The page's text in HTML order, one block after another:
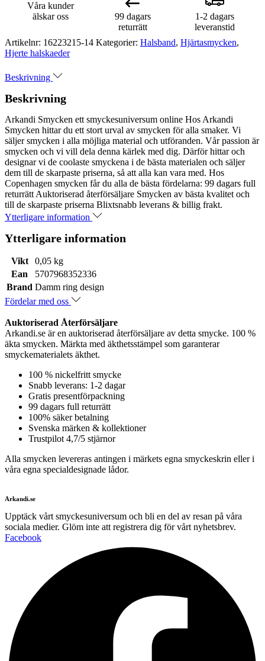
Våra kunder
älskar oss
99 dagars
returrätt
1-2 dagars
leveranstid
Artikelnr: 16223215-14 Kategorier: Halsband, Hjärtasmycken,
Hjerte halskaeder
Beskrivning
Beskrivning
Arkandi Smycken ett smyckesuniversum online Hos Arkandi
Smycken hittar du ett stort urval av smycken för alla smaker. Vi
säljer smycken i alla möjliga material och utföranden. Vår passion är
smycken och vi vill dela denna kärlek med dig. Därför hittar och
designar vi de coolaste smyckena i de bästa materialen och säljer
dem till de skarpaste priserna, så att alla kan vara med. Hos
Copenhagen smycken får du alla de bästa fördelarna: 99 dagars full
returrätt Auktoriserad återförsäljare Smycken av bästa kvalitet och
till de skarpaste priserna Blixtsnabb leverans & billig frakt.
Ytterligare information
Ytterligare information
Vikt
0,05 kg
Ean
5707968352336
Brand Damm ring design
Fördelar med oss
Auktoriserad Återförsäljare
Arkandi.se är en auktoriserad återförsäljare av detta smycke. 100 %
äkta smycken. Märkta med äkthetsstämpel som garanterar
smyckematerialets äkthet.
100 % nickelfritt smycke
Snabb leverans: 1-2 dagar
Gratis presentförpackning
99 dagars full returrätt
100% säker betalning
Svenska märken & kollektioner
Trustpilot 4,7/5 stjärnor
Alla smycken levereras antingen i märkets egna smyckeskrin eller i
våra egna specialdesignade lådor.
Arkandi.se
Upptäck vårt smyckesuniversum och bli en del av resan på våra
sociala medier. Glöm inte att registrera dig för vårt nyhetsbrev.
Facebook